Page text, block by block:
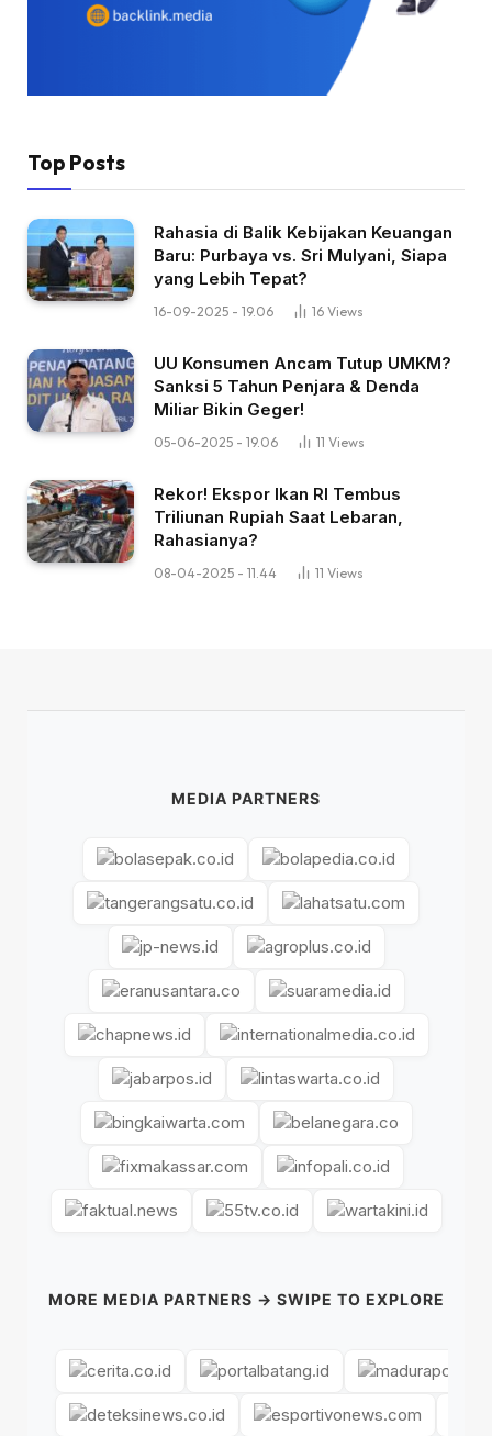
Top Posts
Rahasia di Balik Kebijakan Keuangan
Baru: Purbaya vs. Sri Mulyani, Siapa
yang Lebih Tepat?
16-09-2025 - 19.06 16 Views
UU Konsumen Ancam Tutup UMKM?
Sanksi 5 Tahun Penjara & Denda
Miliar Bikin Geger!
05-06-2025 - 19.06 11 Views
Rekor! Ekspor Ikan RI Tembus
Triliunan Rupiah Saat Lebaran,
Rahasianya?
08-04-2025 - 11.44 11 Views
MEDIA PARTNERS
MORE MEDIA PARTNERS → SWIPE TO EXPLORE